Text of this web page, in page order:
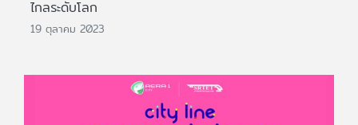
ไกลระดับโลก
19 ตุลาคม 2023